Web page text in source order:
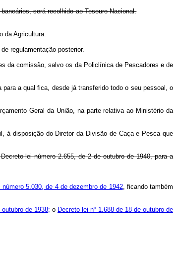
será recolhido ao Tesouro Nacional.
da Agricultura.
regulamentação posterior.
da comissão, salvo os da Policlínica de Pescadores e de
a qual fica, desde já transferido todo o seu pessoal, o
Geral da União, na parte relativa ao Ministério da
à disposição do Diretor da Divisão de Caça e Pesca que
lei número 2.655, de 2 de outubro de 1940, para a
número 5.030, de 4 de dezembro de 1942, ficando também
de 1938; o Decreto-lei nº 1.688 de 18 de outubro de